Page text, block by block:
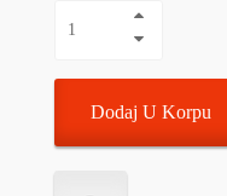
Dodaj U Korpu